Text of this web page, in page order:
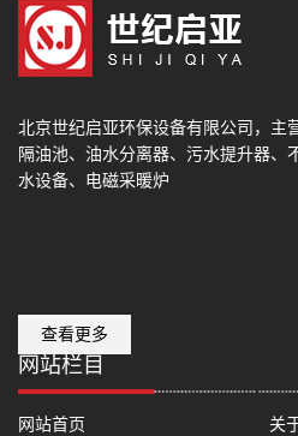
北京世纪启亚环保设备有限公司 ，主
隔油池、油水分离器、污水提升器、
水设备、电磁采暖炉
查看更多
网站栏目
网站首页 关